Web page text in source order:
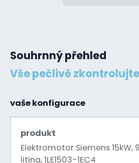
Souhrnný přehled
Vše pečlivě zkontrolujte
vaše konfigurace
produkt
Elektromotor Siemens 15kW,
litina, 1LE1503-1EC4